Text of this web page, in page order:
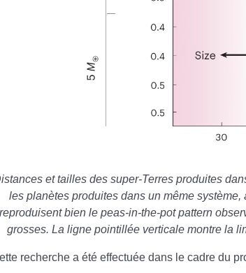
et tailles des super-Terres produites
les planètes produites dans un même
reproduisent bien le peas-in-the-pot pattern
grosses. La ligne pointillée verticale montre la
recherche a été effectuée dans le cadre du